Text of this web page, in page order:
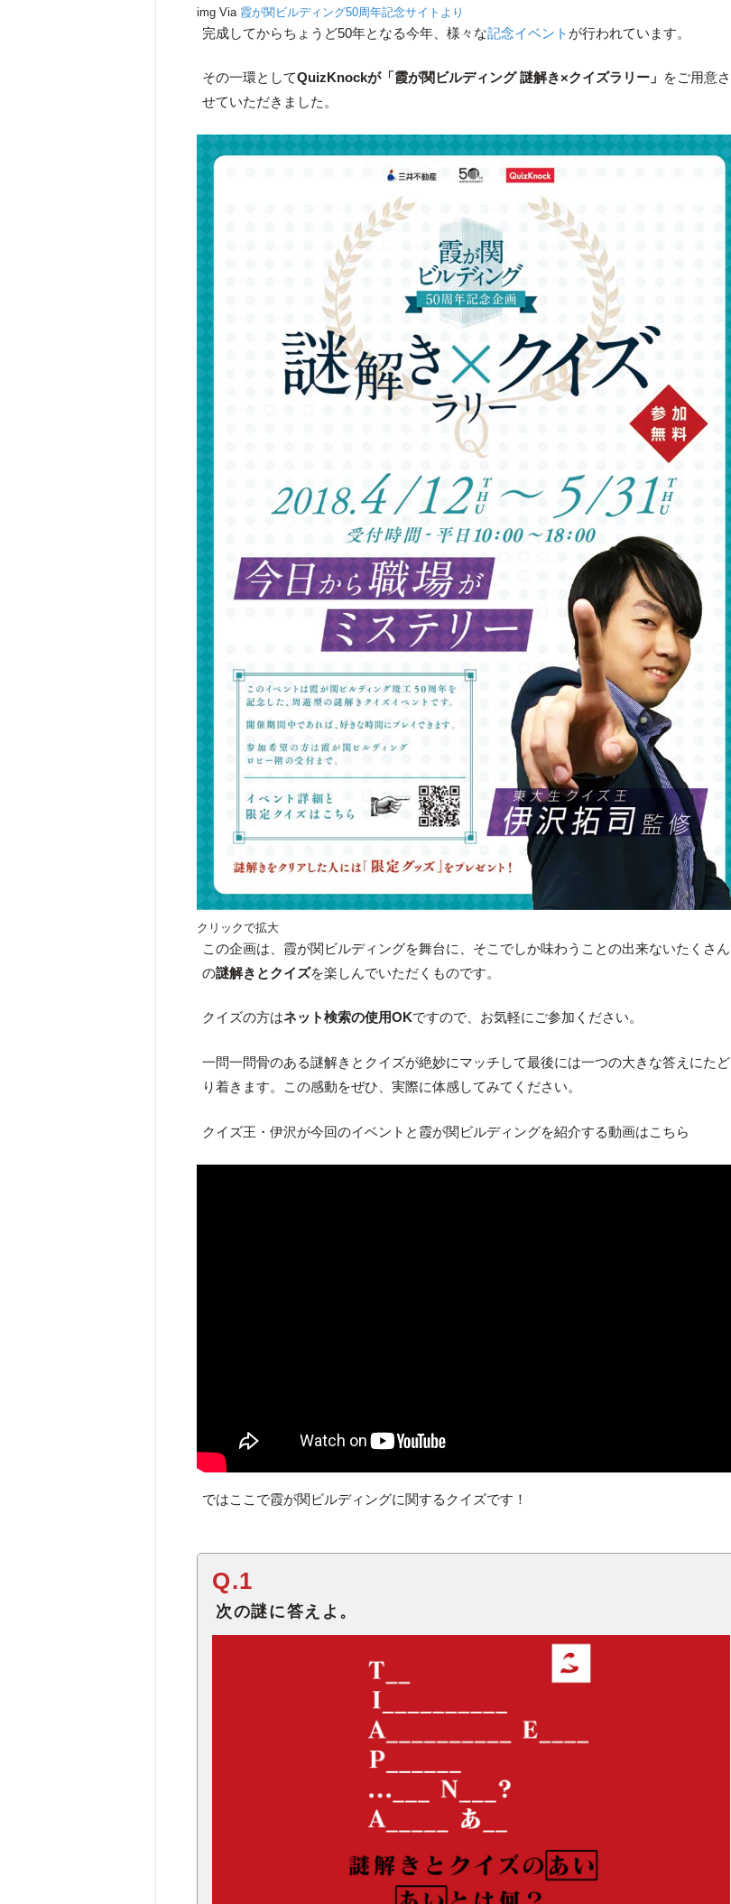
img Via 霞が関ビルディング50周年記念サイトより
完成してからちょうど50年となる今年、様々な記念イベント が行われています。
その一環としてQuizKnockが「霞が関ビルディング 謎解き×クイズラリー」 をご用意さ
せていただきました。
クリックで拡大
この企画は、霞が関ビルディングを舞台に、そこでしか味わうことの出来ないたくさん
の謎解きとクイズを楽しんでいただくものです。
クイズの方はネット検索の使用OKですので、お気軽にご参加ください。
一問一問骨のある謎解きとクイズが絶妙にマッチして最後には一つの大きな答えにたど
り着きます。この感動をぜひ、実際に体感してみてください。
クイズ王・伊沢が今回のイベントと霞が関ビルディングを紹介する動画はこちら
ではここで霞が関ビルディングに関するクイズです！
Q.1
次の謎に答えよ。